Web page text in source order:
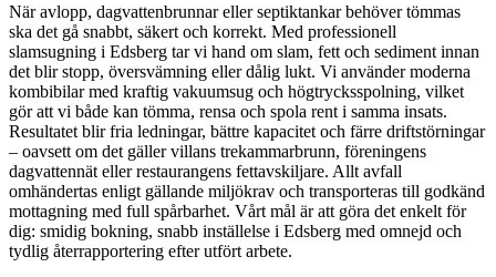
När avlopp, dagvattenbrunnar eller septiktankar behöver tömmas
ska det gå snabbt, säkert och korrekt. Med professionell
slamsugning i Edsberg tar vi hand om slam, fett och sediment innan
det blir stopp, översvämning eller dålig lukt. Vi använder moderna
kombibilar med kraftig vakuumsug och högtrycksspolning, vilket
gör att vi både kan tömma, rensa och spola rent i samma insats.
Resultatet blir fria ledningar, bättre kapacitet och färre driftstörningar
– oavsett om det gäller villans trekammarbrunn, föreningens
dagvattennät eller restaurangens fettavskiljare. Allt avfall
omhändertas enligt gällande miljökrav och transporteras till godkänd
mottagning med full spårbarhet. Vårt mål är att göra det enkelt för
dig: smidig bokning, snabb inställelse i Edsberg med omnejd och
tydlig återrapportering efter utfört arbete.